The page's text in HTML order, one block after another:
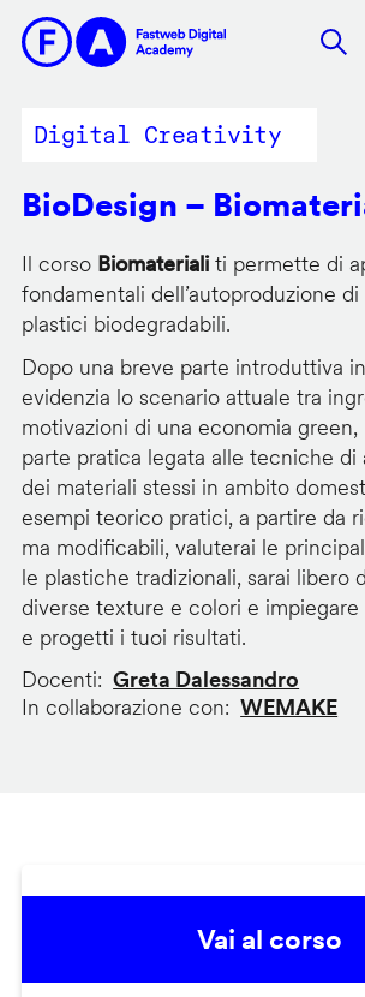
contenuto
Digital Creativity
BioDesign –
Il corso Biomaterialiti permette di
fondamentali dell’autoproduzione
plastici biodegradabili.
Dopo una breve parte introduttiva
evidenzia lo scenario attuale tra
motivazioni di una economia green,
parte pratica legata alle tecniche di
dei materiali stessi in ambito
esempi teorico pratici, a partire da
ma modificabili, valuterai le
le plastiche tradizionali, sarai libero
diverse texture e colori e
e progetti i tuoi risultati.
Docenti
Greta Dalessandro
In collaborazione con
WEMAKE
Vai al corso